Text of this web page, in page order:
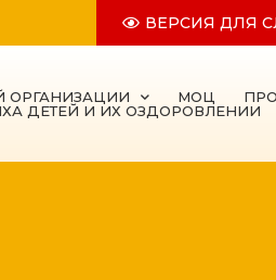
ВЕРСИЯ ДЛЯ
ОРГАНИЗАЦИИ МОЦ
ДЕТЕЙ И ИХ ОЗДОРОВЛЕНИИ